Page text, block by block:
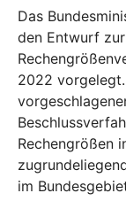
Das
den Entwurf
2022
Rechengrößen
im